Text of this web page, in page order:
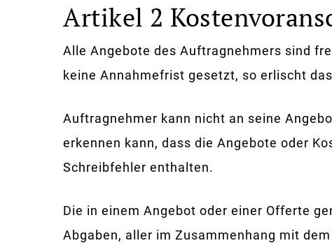
Artikel 2
Alle Angebote des Auftragnehmers sind
keine Annahmefrist gesetzt, so erlischt
Auftragnehmer kann nicht an seine
erkennen kann, dass die Angebote oder
Schreibfehler enthalten.
Die in einem Angebot oder einer Offerte
Abgaben, aller im Zusammenhang mit